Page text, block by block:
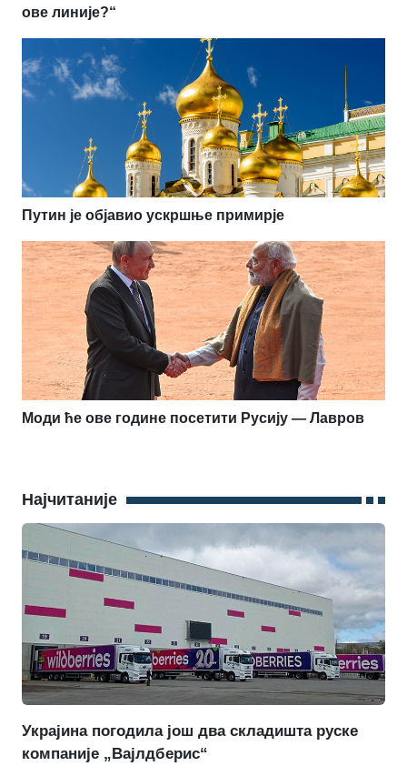
ове линије?“
Путин је објавио ускршње примирје
Моди ће ове године посетити Русију — Лавров
Најчитаније
Украјина погодила још два складишта руске
компаније „Вајлдберис“